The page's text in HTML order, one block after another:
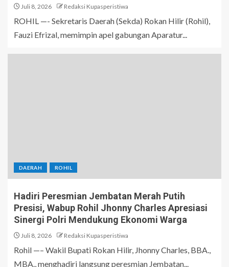
Juli 8, 2026 Redaksi Kupasperistiwa
ROHIL —- Sekretaris Daerah (Sekda) Rokan Hilir (Rohil),
Fauzi Efrizal, memimpin apel gabungan Aparatur...
DAERAH ROHIL
Hadiri Peresmian Jembatan Merah Putih
Presisi, Wabup Rohil Jhonny Charles Apresiasi
Sinergi Polri Mendukung Ekonomi Warga
Juli 8, 2026 Redaksi Kupasperistiwa
Rohil —– Wakil Bupati Rokan Hilir, Jhonny Charles, BBA.,
MBA., menghadiri langsung peresmian Jembatan...